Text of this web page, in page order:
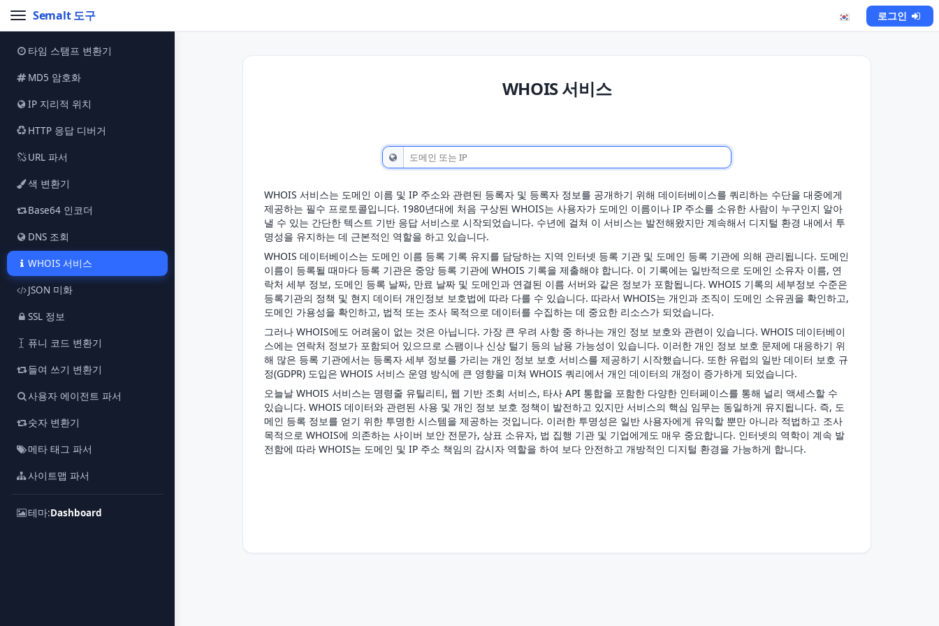
Semalt 도구 로그인
타임 스탬프 변환기
MD5 암호화
IP 지리적 위치
HTTP 응답 디버거
URL 파서
색 변환기
Base64 인코더
DNS 조회
WHOIS 서비스
JSON 미화
SSL 정보
퓨니 코드 변환기
들여 쓰기 변환기
사용자 에이전트 파서
숫자 변환기
메타 태그 파서
사이트맵 파서
테마:Dashboard
WHOIS 서비스
WHOIS 서비스는 도메인 이름 및 IP 주소와 관련된 등록자 및 등록자 정보를 공개하기 위해 데이터베이스를 쿼리하는 수단을 대중에게
제공하는 필수 프로토콜입니다. 1980년대에 처음 구상된 WHOIS는 사용자가 도메인 이름이나 IP 주소를 소유한 사람이 누구인지 알아
낼 수 있는 간단한 텍스트 기반 응답 서비스로 시작되었습니다. 수년에 걸쳐 이 서비스는 발전해왔지만 계속해서 디지털 환경 내에서 투
명성을 유지하는 데 근본적인 역할을 하고 있습니다.
WHOIS 데이터베이스는 도메인 이름 등록 기록 유지를 담당하는 지역 인터넷 등록 기관 및 도메인 등록 기관에 의해 관리됩니다. 도메인
이름이 등록될 때마다 등록 기관은 중앙 등록 기관에 WHOIS 기록을 제출해야 합니다. 이 기록에는 일반적으로 도메인 소유자 이름, 연
락처 세부 정보, 도메인 등록 날짜, 만료 날짜 및 도메인과 연결된 이름 서버와 같은 정보가 포함됩니다. WHOIS 기록의 세부정보 수준은
등록기관의 정책 및 현지 데이터 개인정보 보호법에 따라 다를 수 있습니다. 따라서 WHOIS는 개인과 조직이 도메인 소유권을 확인하고,
도메인 가용성을 확인하고, 법적 또는 조사 목적으로 데이터를 수집하는 데 중요한 리소스가 되었습니다.
그러나 WHOIS에도 어려움이 없는 것은 아닙니다. 가장 큰 우려 사항 중 하나는 개인 정보 보호와 관련이 있습니다. WHOIS 데이터베이
스에는 연락처 정보가 포함되어 있으므로 스팸이나 신상 털기 등의 남용 가능성이 있습니다. 이러한 개인 정보 보호 문제에 대응하기 위
해 많은 등록 기관에서는 등록자 세부 정보를 가리는 개인 정보 보호 서비스를 제공하기 시작했습니다. 또한 유럽의 일반 데이터 보호 규
정(GDPR) 도입은 WHOIS 서비스 운영 방식에 큰 영향을 미쳐 WHOIS 쿼리에서 개인 데이터의 개정이 증가하게 되었습니다.
오늘날 WHOIS 서비스는 명령줄 유틸리티, 웹 기반 조회 서비스, 타사 API 통합을 포함한 다양한 인터페이스를 통해 널리 액세스할 수
있습니다. WHOIS 데이터와 관련된 사용 및 개인 정보 보호 정책이 발전하고 있지만 서비스의 핵심 임무는 동일하게 유지됩니다. 즉, 도
메인 등록 정보를 얻기 위한 투명한 시스템을 제공하는 것입니다. 이러한 투명성은 일반 사용자에게 유익할 뿐만 아니라 적법하고 조사
목적으로 WHOIS에 의존하는 사이버 보안 전문가, 상표 소유자, 법 집행 기관 및 기업에게도 매우 중요합니다. 인터넷의 역학이 계속 발
전함에 따라 WHOIS는 도메인 및 IP 주소 책임의 감시자 역할을 하여 보다 안전하고 개방적인 디지털 환경을 가능하게 합니다.